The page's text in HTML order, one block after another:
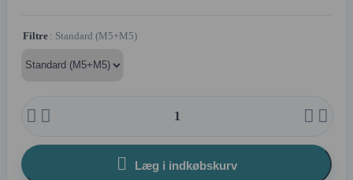
Filtre : Standard (M5+M5)
   
 Læg i indkøbskurv